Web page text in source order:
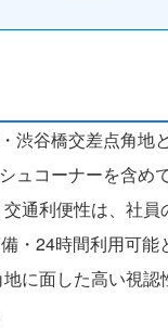
渋谷橋交差点角
ュコーナーを含
通利便性は、社
・24時間利用可
に面した高い視